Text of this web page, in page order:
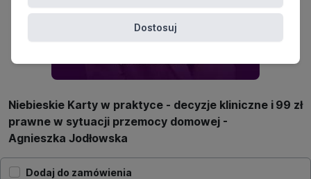
Niebieskie Karty w praktyce - decyzje kliniczne i
prawne w sytuacji przemocy domowej -
Agnieszka Jodłowska
99 zł
Dodaj do zamówienia
Dostosuj